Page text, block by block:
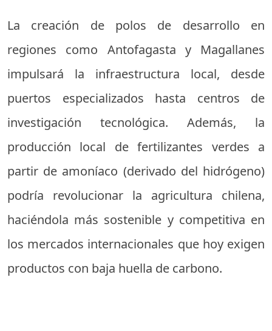
La creación de polos de desarrollo en
regiones como Antofagasta y Magallanes
impulsará la infraestructura local, desde
puertos especializados hasta centros de
investigación tecnológica. Además, la
producción local de fertilizantes verdes a
partir de amoníaco (derivado del hidrógeno)
podría revolucionar la agricultura chilena,
haciéndola más sostenible y competitiva en
los mercados internacionales que hoy exigen
productos con baja huella de carbono.